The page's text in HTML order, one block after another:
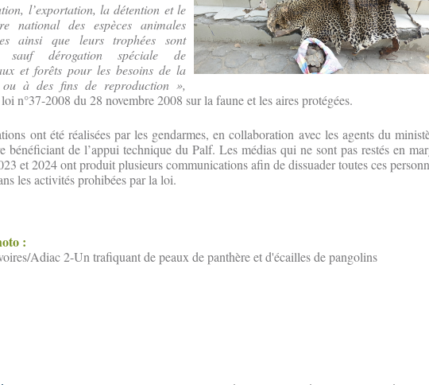
l’exportation, la détention et le
national des espèces animales
ainsi que leurs trophées sont
sauf dérogation spéciale de
et forêts pour les besoins de la
ou à des fins de reproduction »,
n°37-2008 du 28 novembre 2008 sur la faune et les aires protégées.
ont été réalisées par les gendarmes, en collaboration avec les agents du
bénéficiant de l’appui technique du Palf. Les médias qui ne sont pas restés en
et 2024 ont produit plusieurs communications afin de dissuader toutes ces
les activités prohibées par la loi.
:
Adiac 2-Un trafiquant de peaux de panthère et d'écailles de pangolins